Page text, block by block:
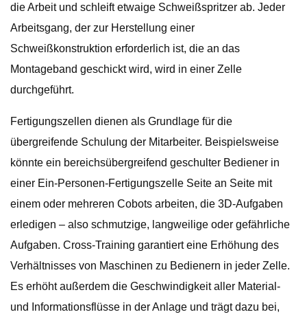
die Arbeit und schleift etwaige Schweißspritzer ab. Jeder
Arbeitsgang, der zur Herstellung einer
Schweißkonstruktion erforderlich ist, die an das
Montageband geschickt wird, wird in einer Zelle
durchgeführt.
Fertigungszellen dienen als Grundlage für die
übergreifende Schulung der Mitarbeiter. Beispielsweise
könnte ein bereichsübergreifend geschulter Bediener in
einer Ein-Personen-Fertigungszelle Seite an Seite mit
einem oder mehreren Cobots arbeiten, die 3D-Aufgaben
erledigen – also schmutzige, langweilige oder gefährliche
Aufgaben. Cross-Training garantiert eine Erhöhung des
Verhältnisses von Maschinen zu Bedienern in jeder Zelle.
Es erhöht außerdem die Geschwindigkeit aller Material-
und Informationsflüsse in der Anlage und trägt dazu bei,